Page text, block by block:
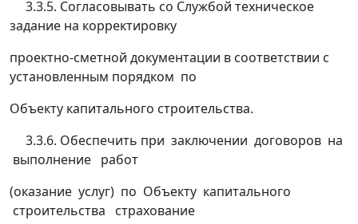
3.3.5. Согласовывать со Службой техническое
задание на корректировку
проектно-сметной документации в соответствии с
установленным порядком по
Объекту капитального строительства.
3.3.6. Обеспечить при заключении договоров на
выполнение работ
(оказание услуг) по Объекту капитального
строительства страхование